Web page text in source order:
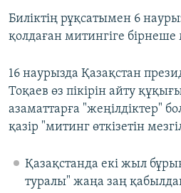
Биліктің рұқсатымен 6
қолдаған митингіге
16 наурызда Қазақстан
Тоқаев өз пікірін айту
азаматтарға "жеңілдіктер"
қазір "митинг өткізетін
Қазақстанда екі жыл
туралы" жаңа заң